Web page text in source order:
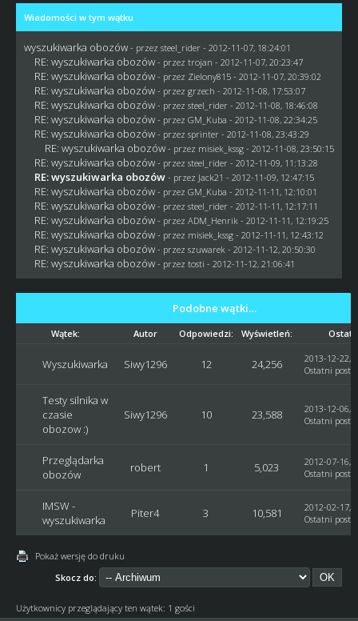
Wiadomości w tym wątku
wyszukiwarka obozów - przez steel_rider- 2012-11-07, 18:24:01
RE: wyszukiwarka obozów - przez trojan - 2012-11-07, 20:23:47
RE: wyszukiwarka obozów - przez Zielony815- 2012-11-07, 20:39:02
RE: wyszukiwarka obozów - przez grzech - 2012-11-08, 17:53:07
RE: wyszukiwarka obozów - przez steel_rider- 2012-11-08, 18:46:08
RE: wyszukiwarka obozów - przez GM_Kuba - 2012-11-08, 22:34:25
RE: wyszukiwarka obozów - przez sprinter - 2012-11-08, 23:43:29
RE: wyszukiwarka obozów - przez misiek_kssg- 2012-11-08, 23:50:15
RE: wyszukiwarka obozów - przez steel_rider- 2012-11-09, 11:13:28
RE: wyszukiwarka obozów - przez Jack21 - 2012-11-09, 12:47:15
RE: wyszukiwarka obozów - przez GM_Kuba - 2012-11-11, 12:10:01
RE: wyszukiwarka obozów - przez steel_rider- 2012-11-11, 12:17:11
RE: wyszukiwarka obozów - przez ADM_Henrik - 2012-11-11, 12:19:25
RE: wyszukiwarka obozów - przez misiek_kssg- 2012-11-11, 12:43:12
RE: wyszukiwarka obozów - przez szuwarek - 2012-11-12, 20:50:30
RE: wyszukiwarka obozów - przez tosti - 2012-11-12, 21:06:41
Podobne wątki…
Wątek: Autor Odpowiedzi: Wyświetleń:
Wyszukiwarka Siwy1296 12 24,256
2013-12-22,
Ostatni post:
Testy silnika w
czasie
obozow :)
Siwy1296 10 23,588
2013-12-06,
Ostatni post:
Przeglądarka
obozów
robert 1 5,023
2012-07-16,
Ostatni post:
IMSW -
wyszukiwarka
Piter4 3 10,581
2012-02-17,
Ostatni post:
Pokaż wersję do druku
Skocz do:
Użytkownicy przeglądający ten wątek: 1 gości